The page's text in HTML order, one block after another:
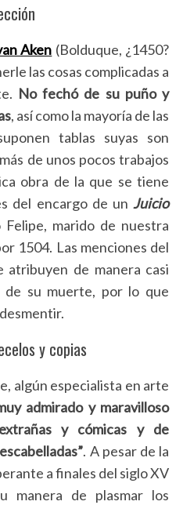
Aken (Bolduque, ¿1450?
las cosas complicadas a
No fechó de su puño y
, así como la mayoría de las
tablas suyas son
de unos pocos trabajos
obra de la que se tiene
del encargo de un Juicio
marido de nuestra
1504. Las menciones del
de manera casi
de su muerte, por lo que
y copias
algún especialista en arte
admirado y maravilloso
y cómicas y de
. A pesar de la
a finales del siglo XV
manera de plasmar los